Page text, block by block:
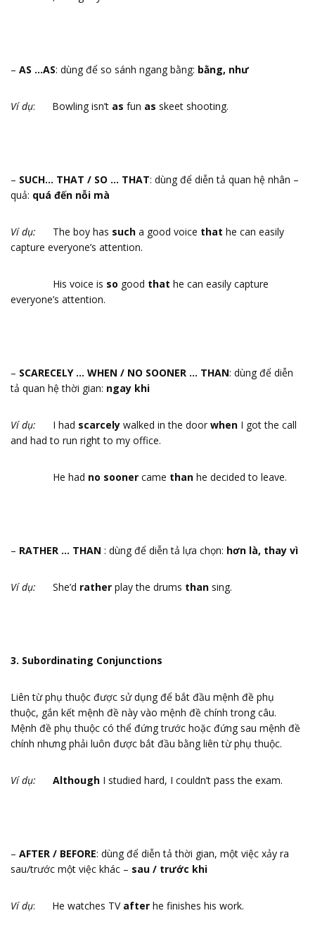
– AS …AS: dùng để so sánh ngang bằng: bằng, như
Ví dụ: Bowling isn’t as fun as skeet shooting.
– SUCH… THAT / SO … THAT: dùng để diễn tả quan hệ nhân –
quả: quá đến nỗi mà
Ví dụ: The boy has such a good voice that he can easily
capture everyone’s attention.
His voice is so good that he can easily capture
everyone’s attention.
– SCARECELY … WHEN / NO SOONER … THAN: dùng để diễn
tả quan hệ thời gian: ngay khi
Ví dụ: I had scarcely walked in the door when I got the call
and had to run right to my office.
He had no sooner came than he decided to leave.
– RATHER … THAN : dùng để diễn tả lựa chọn: hơn là, thay vì
Ví dụ: She’d rather play the drums than sing.
3. Subordinating Conjunctions
Liên từ phụ thuộc được sử dụng để bắt đầu mệnh đề phụ
thuộc, gắn kết mệnh đề này vào mệnh đề chính trong câu.
Mệnh đề phụ thuộc có thể đứng trước hoặc đứng sau mệnh đề
chính nhưng phải luôn được bắt đầu bằng liên từ phụ thuộc.
Ví dụ: Although I studied hard, I couldn’t pass the exam.
– AFTER / BEFORE: dùng để diễn tả thời gian, một việc xảy ra
sau/trước một việc khác – sau / trước khi
Ví dụ: He watches TV after he finishes his work.